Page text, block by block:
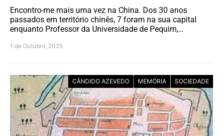
Encontro-me mais uma vez na China. Dos 30 anos
passados em território chinês, 7 foram na sua capital
enquanto Professor da Universidade de Pequim,…
1 de Outubro, 2025
CÂNDIDO AZEVEDO MEMÓRIA SOCIEDADE